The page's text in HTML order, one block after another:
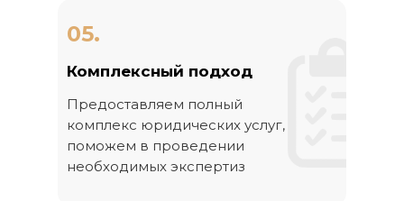
05.
Комплексный подход
Предоставляем полный
комплекс юридических услуг,
поможем в проведении
необходимых экспертиз